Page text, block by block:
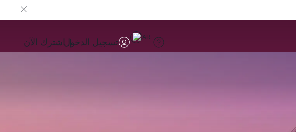
AR تسجيل الدخولاشترك الآن